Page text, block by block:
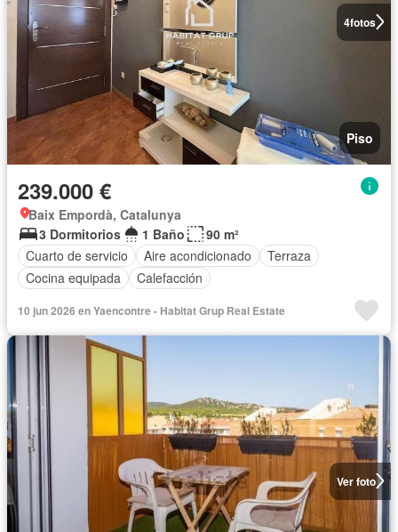
4fotos
Piso
239.000 €
Baix Empordà, Catalunya
3 Dormitorios
1 Baño
90 m²
Cuarto de servicio
Aire acondicionado
Terraza
Cocina equipada
Calefacción
10 jun 2026 en Yaencontre - Habitat Grup Real Estate
Ver foto